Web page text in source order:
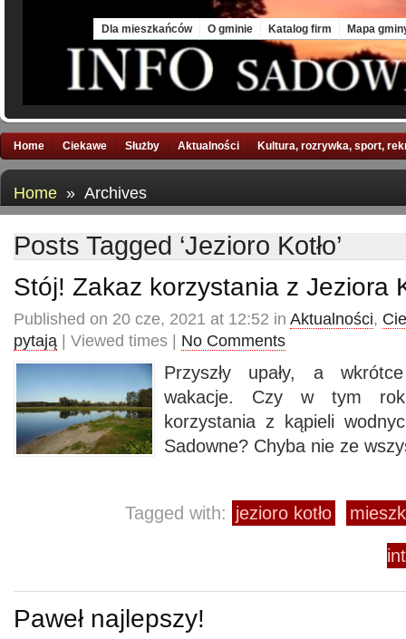
Dla mieszkańców O gminie Katalog firm Mapa
Home Ciekawe Służby Aktualności Kultura, rozrywka, sport,
Home » Archives
Posts Tagged ‘Jezioro Kotło’
Stój! Zakaz korzystania z Jeziora
Published on 20 cze, 2021 at 12:52 in Aktualności,
pytają | Viewed times | No Comments
Przyszły upały, a
wakacje. Czy w tym
korzystania z kąpieli
Sadowne? Chyba nie ze
Tagged with: jezioro kotło
Paweł najlepszy!